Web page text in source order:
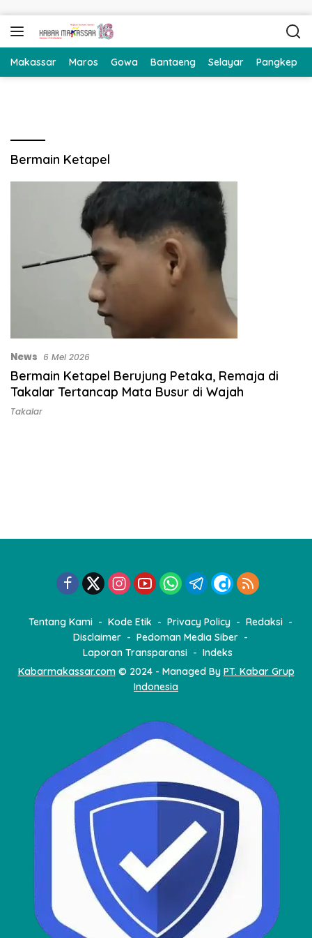
Makassar Maros Gowa Bantaeng Selayar Pangkep
Bermain Ketapel
News 6 Mei 2026
Bermain Ketapel Berujung Petaka, Remaja di
Takalar Tertancap Mata Busur di Wajah
Takalar
Tentang Kami Kode Etik Privacy Policy
Redaksi
Disclaimer
Pedoman Media Siber
Laporan Transparansi
Indeks
Kabarmakassar.com© 2024 - Managed By PT. Kabar Grup
Indonesia